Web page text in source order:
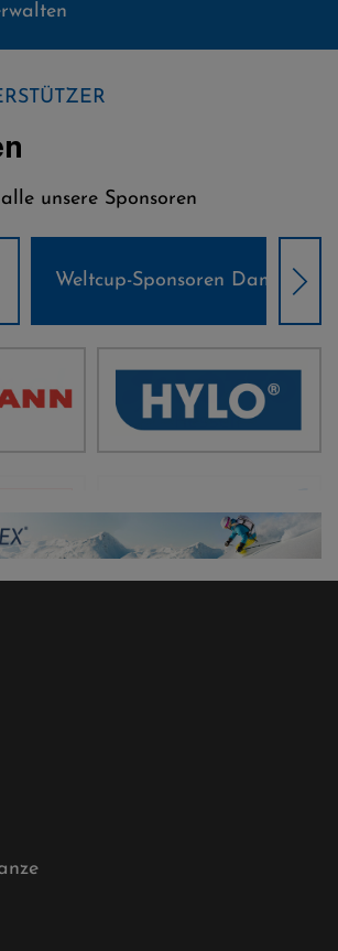
unsere Sponsoren
Sponsoren Damen